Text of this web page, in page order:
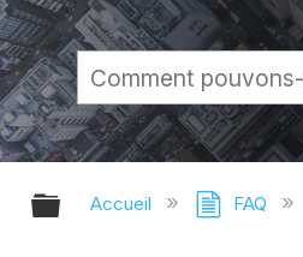
Développer/
Accueil FAQ